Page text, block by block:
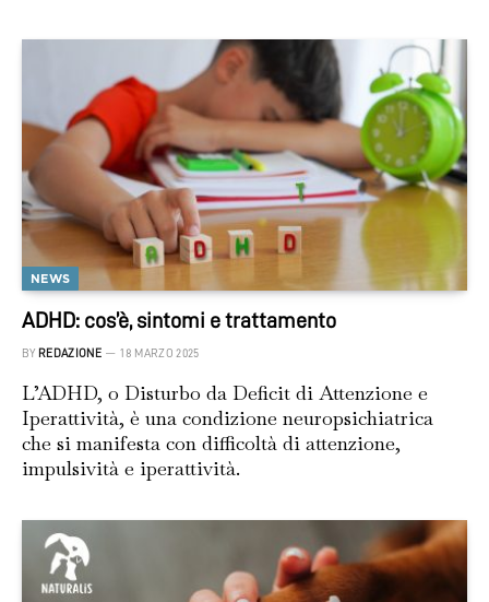
NEWS
ADHD: cos’è, sintomi e trattamento
BY REDAZIONE 18 MARZO 2025
L’ADHD, o Disturbo da Deficit di Attenzione e
Iperattività, è una condizione neuropsichiatrica
che si manifesta con difficoltà di attenzione,
impulsività e iperattività.